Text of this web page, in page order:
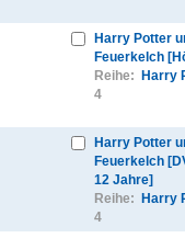
Harry Potter
Feuerkelch
Reihe:
Harry
4
Harry Potter
Feuerkelch
12 Jahre]
Reihe:
Harry
4